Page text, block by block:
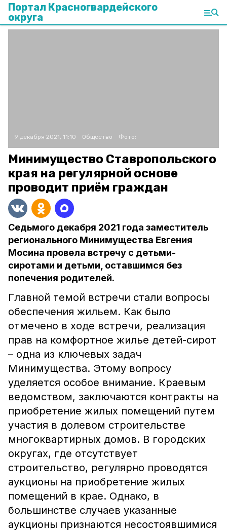
Портал Красногвардейского
округа
9 декабря 2021, 11:10 Общество Фото:
Минимущество Ставропольского
края на регулярной основе
проводит приём граждан
Седьмого декабря 2021 года заместитель
регионального Минимущества Евгения
Мосина провела встречу с детьми-
сиротами и детьми, оставшимся без
попечения родителей.
Главной темой встречи стали вопросы
обеспечения жильем. Как было
отмечено в ходе встречи, реализация
прав на комфортное жилье детей-сирот
– одна из ключевых задач
Минимущества. Этому вопросу
уделяется особое внимание. Краевым
ведомством, заключаются контракты на
приобретение жилых помещений путем
участия в долевом строительстве
многоквартирных домов. В городских
округах, где отсутствует
строительство, регулярно проводятся
аукционы на приобретение жилых
помещений в крае. Однако, в
большинстве случаев указанные
аукционы признаются несостоявшимися